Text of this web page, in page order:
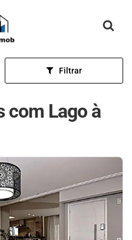
inicial
Filtrar
com Lago à